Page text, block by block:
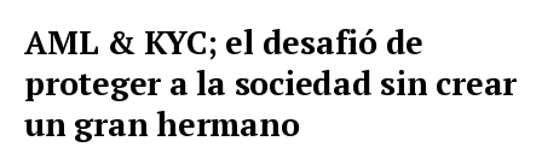
AML & KYC; el desafió de
proteger a la sociedad sin crear
un gran hermano